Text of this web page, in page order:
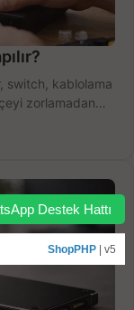
switch, kablolama
zorlamadan
Destek Hattı
ShopPHP | v5